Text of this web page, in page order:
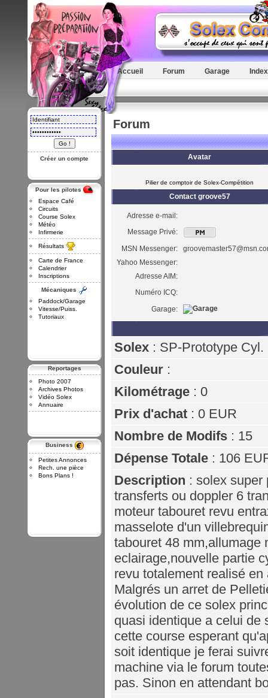
Créer un compte
Pour les pilotes
Espace Café
Circuits
Course Solex
Météo
Infirmerie
Résultats
Carte de France
Calendrier
Inscriptions
Mécaniques
Paddock/Garage
Vitesse/Puiss.
Tutoriaux
Reportages
Photo 2007
Archives Photos
Vidéo Solex
Annuaire
Business
Petites Annonces
Rech. une pièce
Bons Plans !
Accueil Forum Garage
Forum
Avatar
Pilier de comptoir de Solex-Compétition
Contact groove57
Adresse e-mail:
Message Privé:
MSN Messenger:
Yahoo Messenger:
Adresse AIM:
Numéro ICQ:
Garage:
Solex: SP-Prototype Cyl.
Couleur :
Kilométrage: 0
Prix d'achat: 0 EUR
Nombre de Modifs: 15
Dépense Totale: 106
Description : solex super
transferts ou doppler 6
moteur tabouret revu
masselote d'un
tabouret 48 mm,allumage
eclairage,nouvelle partie
revu totalement realisé
Malgrés un arret de
évolution de ce solex
quasi identique a celui de
cette course esperant
soit identique je ferai
machine via le forum
pas. Sinon en attendant